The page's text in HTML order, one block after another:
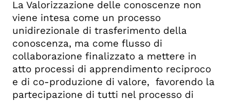
La Valorizzazione delle conoscenze non
viene intesa come un processo
unidirezionale di trasferimento della
conoscenza, ma come flusso di
collaborazione finalizzato a mettere in
atto processi di apprendimento reciproco
e di co-produzione di valore, favorendo la
partecipazione di tutti nel processo di